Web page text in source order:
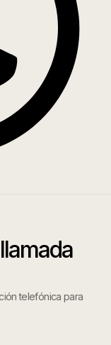
telefónica para